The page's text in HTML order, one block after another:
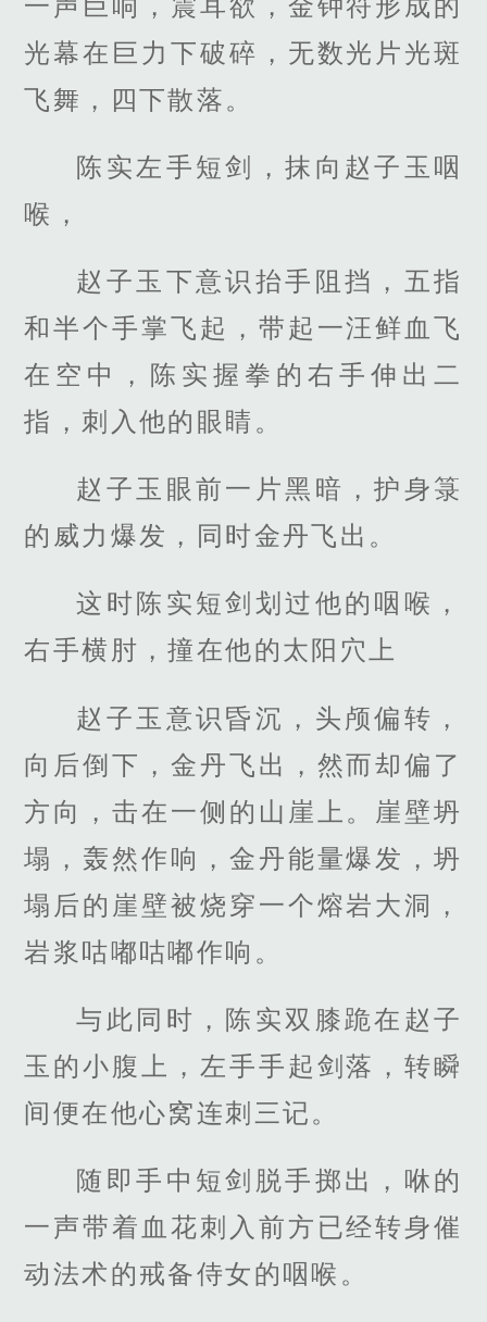
光幕在巨力下破碎，无数光片光斑
飞舞，四下散落。
陈实左手短剑，抹向赵子玉咽
喉，
赵子玉下意识抬手阻挡，五指
和半个手掌飞起，带起一汪鲜血飞
在空中，陈实握拳的右手伸出二
指，刺入他的眼睛。
赵子玉眼前一片黑暗，护身箓
的威力爆发，同时金丹飞出。
这时陈实短剑划过他的咽喉，
右手横肘，撞在他的太阳穴上
赵子玉意识昏沉，头颅偏转，
向后倒下，金丹飞出，然而却偏了
方向，击在一侧的山崖上。崖壁坍
塌，轰然作响，金丹能量爆发，坍
塌后的崖壁被烧穿一个熔岩大洞，
岩浆咕嘟咕嘟作响。
与此同时，陈实双膝跪在赵子
玉的小腹上，左手手起剑落，转瞬
间便在他心窝连刺三记。
随即手中短剑脱手掷出，咻的
一声带着血花刺入前方已经转身催
动法术的戒备侍女的咽喉。